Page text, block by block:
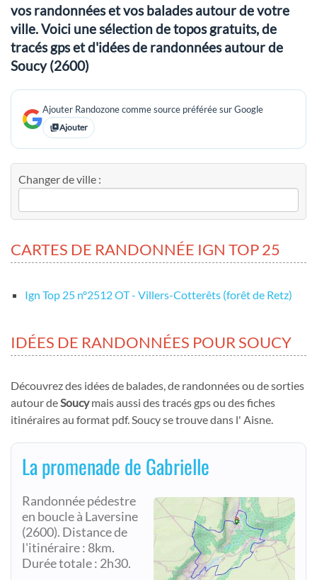
vos randonnées et vos balades autour de votre
ville. Voici une sélection de topos gratuits, de
tracés gps et d'idées de randonnées autour de
Soucy (2600)
Ajouter Randozone comme source préférée sur Google
Ajouter
Changer de ville :
CARTES DE RANDONNÉE IGN TOP 25
Ign Top 25 nº2512 OT - Villers-Cotterêts (forêt de Retz)
IDÉES DE RANDONNÉES POUR SOUCY
Découvrez des idées de balades, de randonnées ou de sorties
autour deSoucymais aussi des tracés gps ou des fiches
itinéraires au format pdf. Soucy se trouve dans l' Aisne.
La promenade de Gabrielle
Randonnée pédestre
en boucle à Laversine
(2600). Distance de
l'itinéraire : 8km.
Durée totale : 2h30.